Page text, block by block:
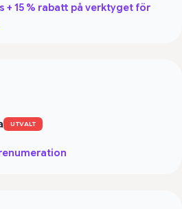
+ 15 % rabatt på verktyget för
UTVALT